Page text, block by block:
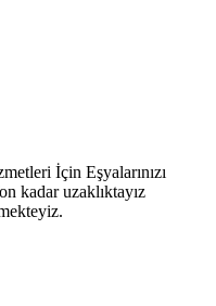
İçin Eşyalarınızı
kadar uzaklıktayız